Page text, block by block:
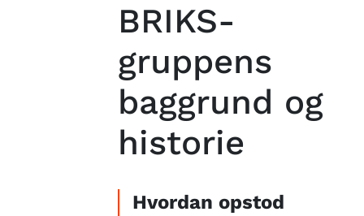
BRIKS-
gruppens
baggrund og
historie
Hvordan opstod